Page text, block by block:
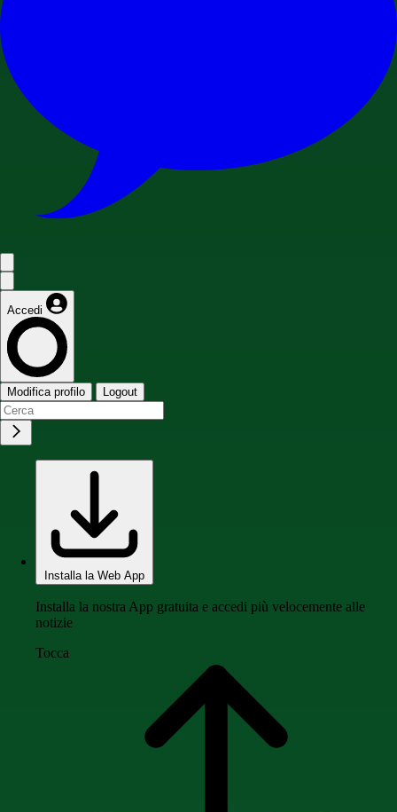
Accedi
Modifica profilo Logout
Installa la Web App
Installa la nostra App gratuita e accedi più velocemente alle
notizie
Tocca